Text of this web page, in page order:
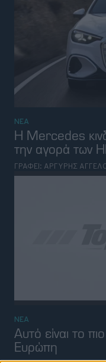
ΝΕΑ
H Mercedes
την αγορά των
ΓΡΑΦΕΙ: ΑΡΓΥΡΗΣ
BEST OF